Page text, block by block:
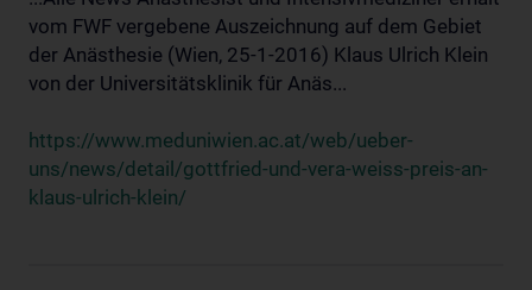
vom FWF vergebene Auszeichnung auf dem Gebiet
der Anästhesie (Wien, 25-1-2016) Klaus Ulrich Klein
von der Universitätsklinik für Anäs...
https://www.meduniwien.ac.at/web/ueber-
uns/news/detail/gottfried-und-vera-weiss-preis-an-
klaus-ulrich-klein/